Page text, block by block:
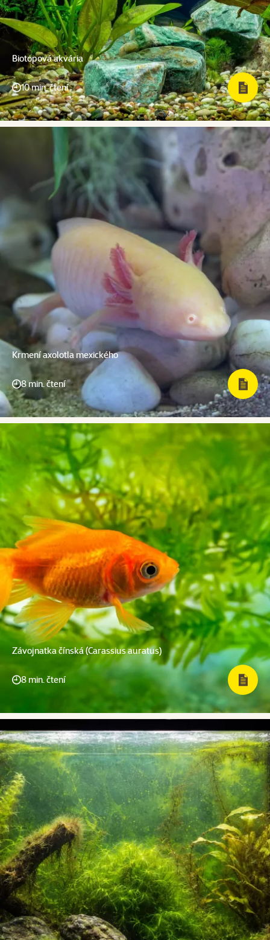
Biotopová akvária
10 min. čtení
Krmení axolotla mexického
8 min. čtení
Závojnatka čínská (Carassius auratus)
8 min. čtení